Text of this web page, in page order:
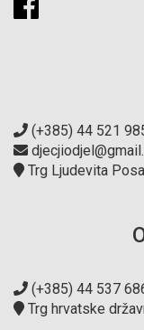
(+385) 44 521
Trg Ljudevita
(+385) 44 537
Trg hrvatske